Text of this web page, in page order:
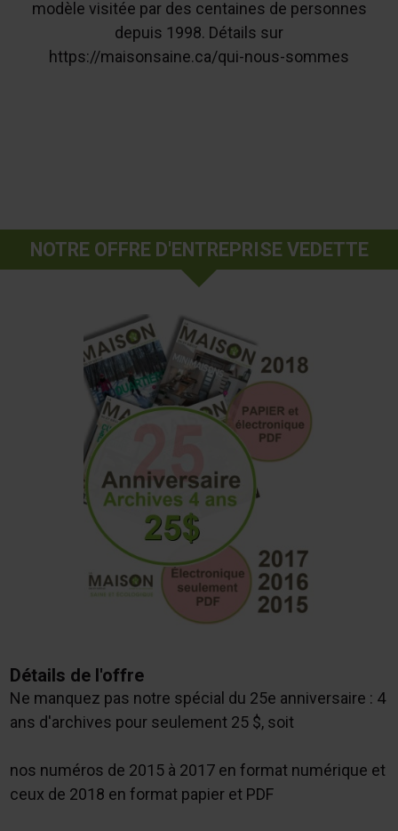
modèle visitée par des centaines de personnes
depuis 1998. Détails sur
https://maisonsaine.ca/qui-nous-sommes
NOTRE OFFRE D'ENTREPRISE VEDETTE
Détails de l'offre
Ne manquez pas notre spécial du 25e anniversaire : 4
ans d'archives pour seulement 25 $, soit
nos numéros de 2015 à 2017 en format numérique et
ceux de 2018 en format papier et PDF